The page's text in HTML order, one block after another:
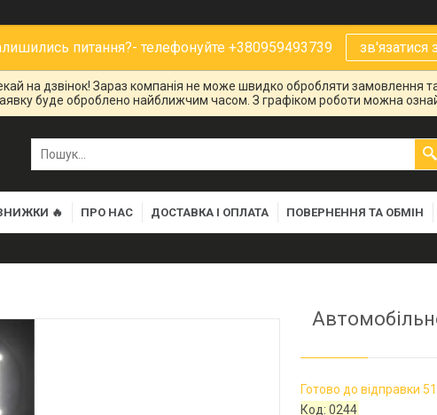
питання?- телефонуйте +380959493739 зв'язатися
на дзвінок! Зараз компанія не може швидко обробляти замовлення
буде оброблено найближчим часом. З графіком роботи можна
🔥 ПРО НАС ДОСТАВКА І ОПЛАТА ПОВЕРНЕННЯ ТА ОБМІН
Готово до відправки 51
Код:0244